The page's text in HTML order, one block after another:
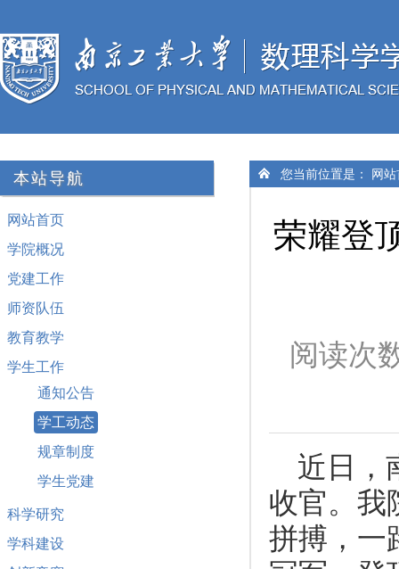
本站导航
网站首页
学院概况
党建工作
师资队伍
教育教学
学生工作
通知公告
学工动态
规章制度
学生党建
科学研究
学科建设
您当前位置是： 网
荣耀登
阅读次
近日，
收官。我
拼搏，一